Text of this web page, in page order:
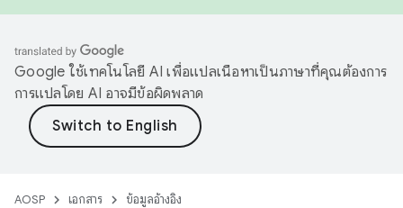
Google ใช้เทคโนโลยี AI เพื่อแปลเนื้อหาเป็นภาษาที่คุณต้องการ
การแปลโดย AI อาจมีข้อผิดพลาด
AOSP เอกสาร ข้อมูลอ้างอิง